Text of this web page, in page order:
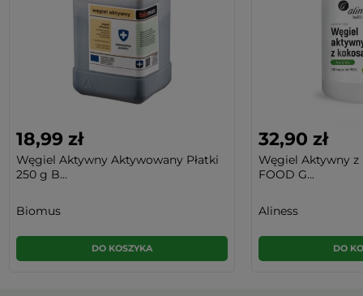
18,99 zł
Węgiel Aktywny Aktywowany Płatki
250 g B...
Biomus
DO KOSZYKA
32,90 zł
Węgiel Aktywny z
FOOD G...
Aliness
DO